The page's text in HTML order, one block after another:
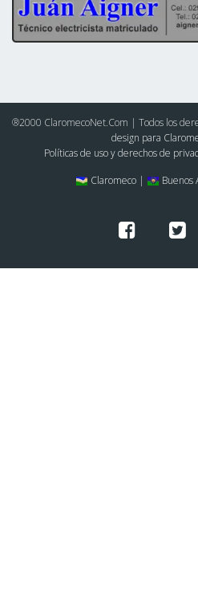
®2000 ClaromecoNet.Com | Todos los
design para
Políticas de uso y derechos de
Claromeco |
Buenos